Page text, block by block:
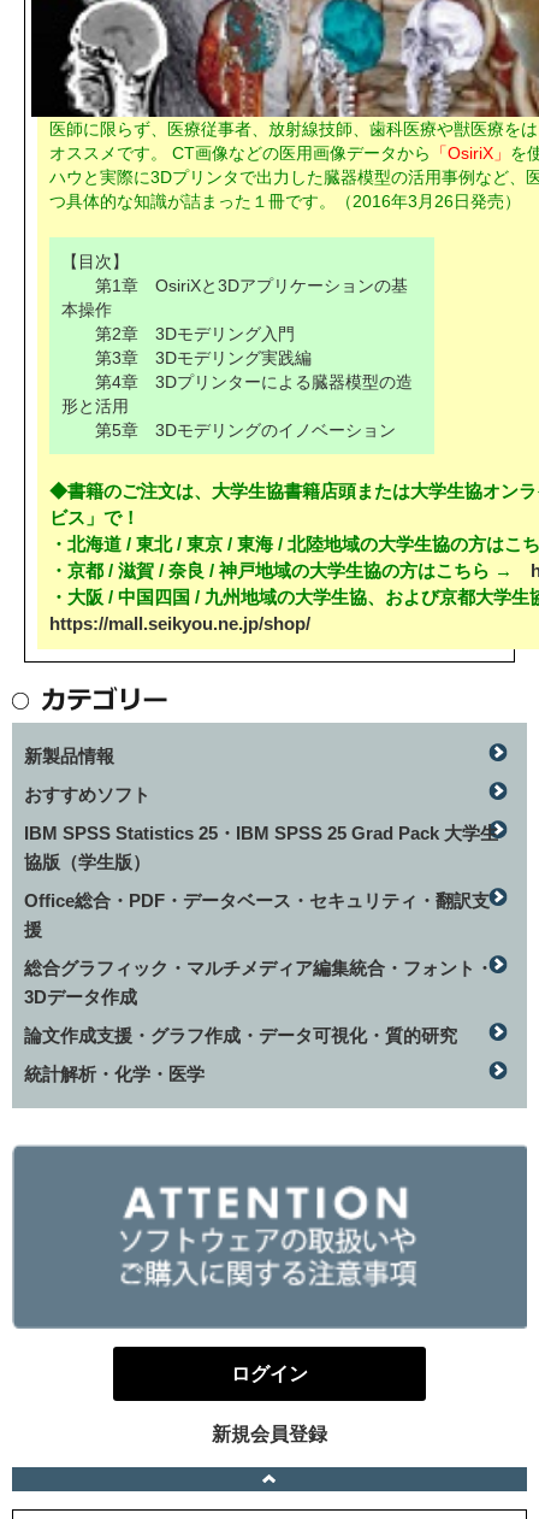
医師に限らず、医療従事者、放射線技師、歯科医療や獣医療を
オススメです。 CT画像などの医用画像データから
「OsiriX」 を
ハウと実際に3Dプリンタで出力した臓器模型の活用事例など、
つ具体的な知識が詰まった１冊です。（2016年3月26日発売）
【目次】
第1章 OsiriXと3Dアプリケーションの基
本操作
第2章 3Dモデリング入門
第3章 3Dモデリング実践編
第4章 3Dプリンターによる臓器模型の造
形と活用
第5章 3Dモデリングのイノベーション
◆書籍のご注文は、大学生協書籍店頭または大学生協オン
ビス」で！
・北海道 / 東北 / 東京 / 東海 / 北陸地域の大学生協の方は
・京都 / 滋賀 / 奈良 / 神戸地域の大学生協の方はこちら →
・大阪 / 中国四国 / 九州地域の大学生協、および京都大
https://mall.seikyou.ne.jp/shop/
新製品情報
おすすめソフト
IBM SPSS Statistics 25・IBM SPSS 25 Grad Pack 大学生
協版（学生版）
Office総合・PDF・データベース・セキュリティ・翻訳支
援
総合グラフィック・マルチメディア編集統合・フォント・
3Dデータ作成
論文作成支援・グラフ作成・データ可視化・質的研究
統計解析・化学・医学
ログイン
新規会員登録